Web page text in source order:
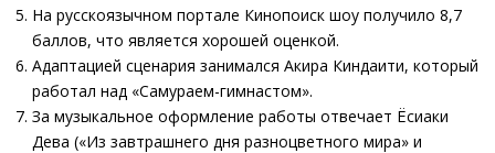
На русскоязычном портале Кинопоиск шоу получило 8,7
баллов, что является хорошей оценкой.
Адаптацией сценария занимался Акира Киндаити, который
работал над «Самураем-гимнастом».
За музыкальное оформление работы отвечает Ёсиаки
Дева («Из завтрашнего дня разноцветного мира» и